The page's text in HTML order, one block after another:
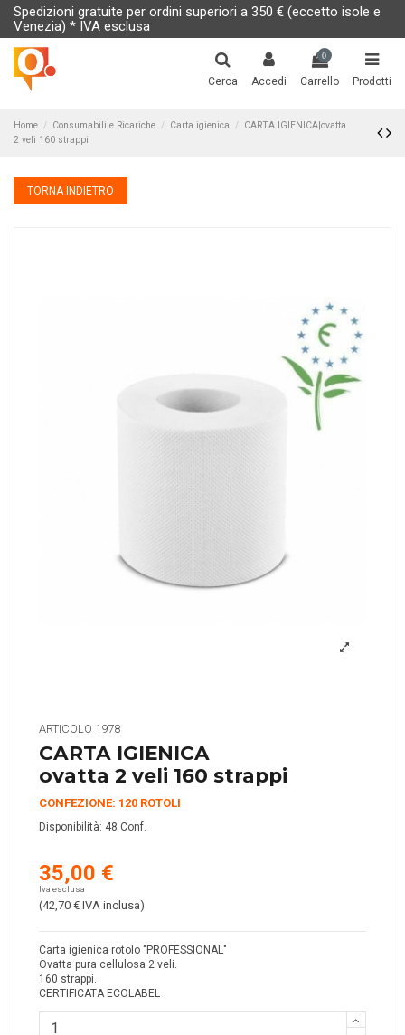
Spedizioni gratuite per ordini superiori a 350 € (eccetto isole e
Venezia) * IVA esclusa
Cerca Accedi
0
Carrello Prodotti
Home Consumabili e Ricariche Carta igienica
CARTA IGIENICA|ovatta
2 veli 160 strappi
TORNA INDIETRO
ARTICOLO 1978
CARTA IGIENICA
ovatta 2 veli 160 strappi
CONFEZIONE: 120 ROTOLI
Disponibilità: 48 Conf.
35,00 €
Iva esclusa
(42,70 € IVA inclusa)
Carta igienica rotolo "PROFESSIONAL"
Ovatta pura cellulosa 2 veli.
160 strappi.
CERTIFICATA ECOLABEL